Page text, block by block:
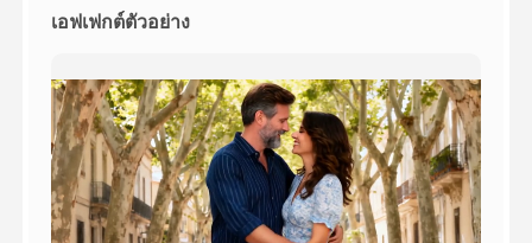
API
เอฟเฟกต์ตัวอย่าง